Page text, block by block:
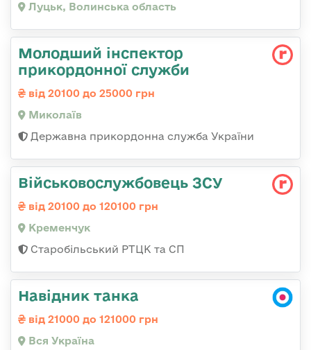
Луцьк, Волинська область
Молодший інспектор
прикордонної служби
від 20100 до 25000 грн
Миколаїв
Державна прикордонна служба України
Військовослужбовець ЗСУ
від 20100 до 120100 грн
Кременчук
Старобільський РТЦК та СП
Навідник танка
від 21000 до 121000 грн
Вся Україна